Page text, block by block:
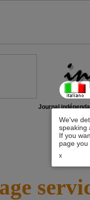
We've
speaking
If you
page you
x
Journal